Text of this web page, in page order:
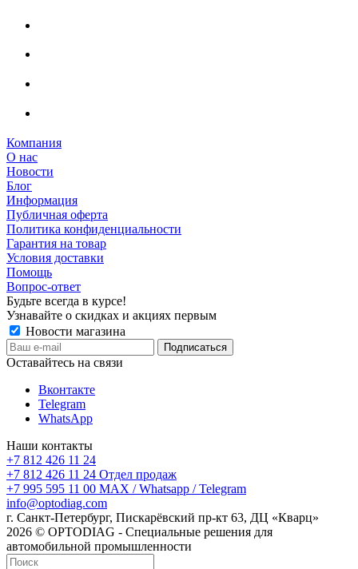
Компания
О нас
Новости
Блог
Информация
Публичная оферта
Политика конфиденциальности
Гарантия на товар
Условия доставки
Помощь
Вопрос-ответ
Будьте всегда в курсе!
Узнавайте о скидках и акциях первым
Новости магазина
Оставайтесь на связи
Вконтакте
Telegram
WhatsApp
Наши контакты
+7 812 426 11 24
+7 812 426 11 24 Отдел продаж
+7 995 595 11 00 MAX / Whatsapp / Telegram
info@optodiag.com
г. Санкт-Петербург, Пискарёвский пр-кт 63, ДЦ «Кварц»
2026 © OPTODIAG - Специальные решения для
автомобильной промышленности